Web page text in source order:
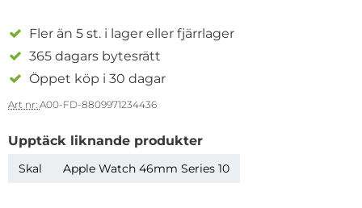
Fler än 5 st. i lager eller fjärrlager
365 dagars bytesrätt
Öppet köp i 30 dagar
Art nr: A00-FD-8809971234436
Upptäck liknande produkter
Skal Apple Watch 46mm Series 10